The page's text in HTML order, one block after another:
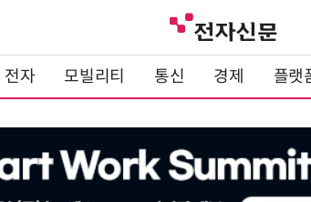
전자 모빌리티 통신 경제 플랫